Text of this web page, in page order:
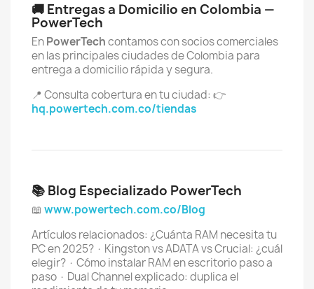
🚚 Entregas a Domicilio en Colombia —
PowerTech
EnPowerTechcontamos con socios comerciales
en las principales ciudades de Colombia para
entrega a domicilio rápida y segura.
📍 Consulta cobertura en tu ciudad: 👉
hq.powertech.com.co/tiendas
📚 Blog Especializado PowerTech
📖 www.powertech.com.co/Blog
Artículos relacionados: ¿Cuánta RAM necesita tu
PC en 2025? · Kingston vs ADATA vs Crucial: ¿cuál
elegir? · Cómo instalar RAM en escritorio paso a
paso · Dual Channel explicado: duplica el